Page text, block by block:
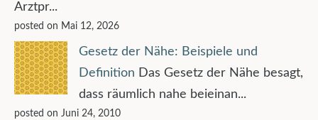
Arztpr...
posted on Mai 12, 2026
Gesetz der Nähe: Beispiele und
Definition Das Gesetz der Nähe besagt,
dass räumlich nahe beieinan...
posted on Juni 24, 2010